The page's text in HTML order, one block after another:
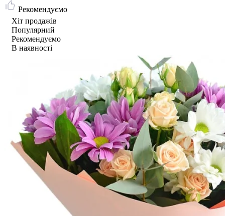
Рекомендуємо
Хіт продажів
Популярний
Рекомендуємо
В наявності